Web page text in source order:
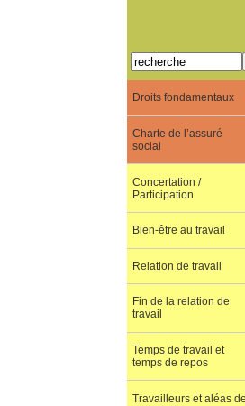
À propos
Droits fondamentaux
Charte de l’assuré
social
Concertation /
Participation
Bien-être au travail
Relation de travail
Fin de la relation de
travail
Temps de travail et
temps de repos
Travailleurs et aléas de